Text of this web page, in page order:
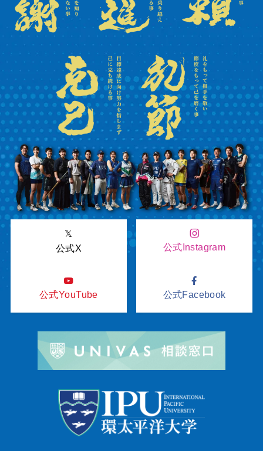
𝕏
公式X
公式Instagram
公式YouTube 公式Facebook